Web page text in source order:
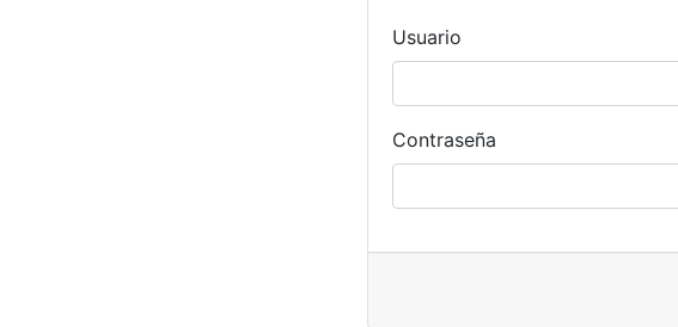
Usuario
Contraseña